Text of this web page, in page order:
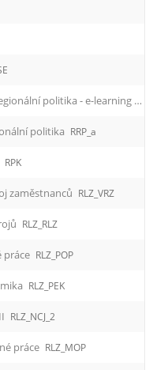
RRP_a_el Regionalistika a regionální politika - e-learning
politika RRP_a
RPK
zaměstnanců RLZ_VRZ
RLZ_RLZ
práce RLZ_POP
RLZ_PEK
RLZ_NCJ_2
práce RLZ_MOP